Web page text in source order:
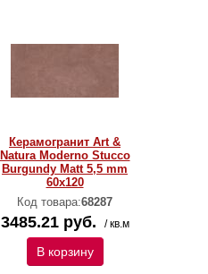
Керамогранит Art &
Natura Moderno Stucco
Burgundy Matt 5,5 mm
60х120
Код товара:68287
3485.21 руб. / кв.м
В корзину